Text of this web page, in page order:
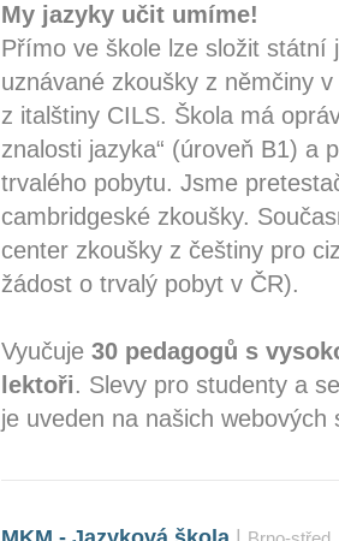
My jazyky učit umíme!
Přímo ve škole lze složit státní
uznávané zkoušky z němčiny
z italštiny CILS. Škola má
znalosti jazyka“ (úroveň B1) a
trvalého pobytu. Jsme
cambridgeské zkoušky.
center zkoušky z češtiny pro
žádost o trvalý pobyt v ČR).
Vyučuje 30 pedagogů s
lektoři. Slevy pro studenty a
je uveden na našich webových